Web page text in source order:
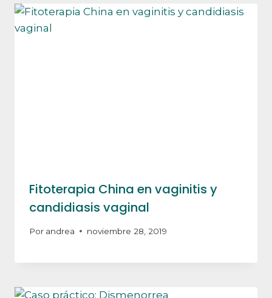
Fitoterapia China en vaginitis y
candidiasis vaginal
Por andrea noviembre 28, 2019